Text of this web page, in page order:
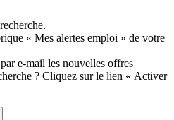
« Mes alertes emploi » de votre
e-mail les nouvelles offres
? Cliquez sur le lien « Activer